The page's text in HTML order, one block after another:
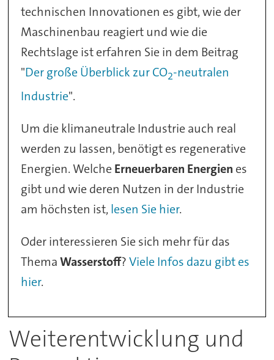
technischen Innovationen es gibt, wie der
Maschinenbau reagiert und wie die
Rechtslage ist erfahren Sie in dem Beitrag
"Der große Überblick zur CO2-neutralen
Industrie".
Um die klimaneutrale Industrie auch real
werden zu lassen, benötigt es regenerative
Energien. Welche Erneuerbaren Energien es
gibt und wie deren Nutzen in der Industrie
am höchsten ist, lesen Sie hier.
Oder interessieren Sie sich mehr für das
ThemaWasserstoff?Viele Infos dazu gibt es
hier.
Weiterentwicklung und